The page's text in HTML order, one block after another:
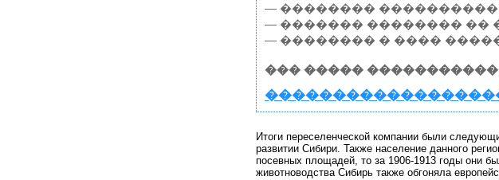
— ��������
— ������� �������� ��
— �������� � ����
��� �����
Итоги переселенческой компании были
развитии Сибири. Также население данного
посевных площадей, то за 1906-1913 годы они
животноводства Сибирь также обгоняла